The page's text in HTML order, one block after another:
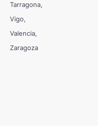
Tarragona
Vigo
Valencia
Zaragoza